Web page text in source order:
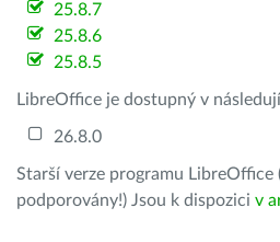
25.8.7
25.8.6
25.8.5
LibreOffice je dostupný v
26.8.0
Starší verze programu LibreOffice
podporovány!) Jsou k dispozici v